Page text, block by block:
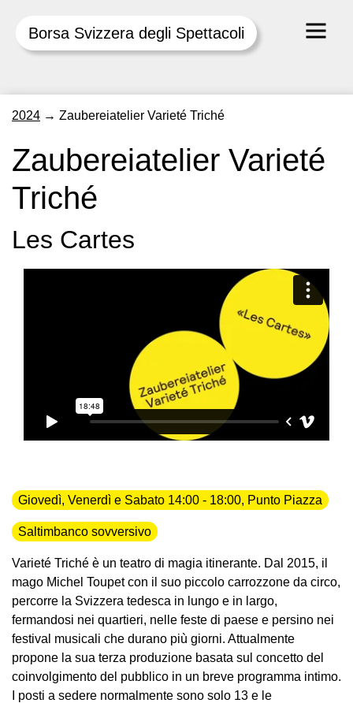
Borsa Svizzera degli Spettacoli
2024 → Zaubereiatelier Varieté Triché
Zaubereiatelier Varieté
Triché
Les Cartes
Giovedì, Venerdì e Sabato 14:00 - 18:00, Punto Piazza
Saltimbanco sovversivo
Varieté Triché è un teatro di magia itinerante. Dal 2015, il
mago Michel Toupet con il suo piccolo carrozzone da circo,
percorre la Svizzera tedesca in lungo e in largo,
fermandosi nei quartieri, nelle feste di paese e persino nei
festival musicali che durano più giorni. Attualmente
propone la sua terza produzione basata sul concetto del
coinvolgimento del pubblico in un breve programma intimo.
I posti a sedere normalmente sono solo 13 e le